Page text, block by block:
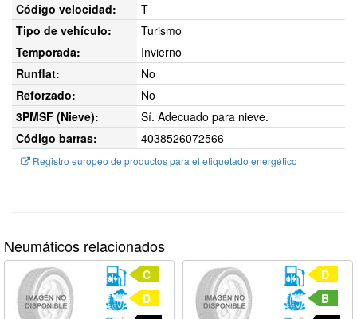
Código velocidad:
T
Tipo de vehículo:
Turismo
Temporada:
Invierno
Runflat:
No
Reforzado:
No
3PMSF (Nieve):
Sí. Adecuado para nieve.
Código barras:
4038526072566
Registro europeo de productos para el etiquetado energético
Neumáticos relacionados
C
D
D
B